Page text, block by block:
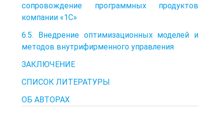
сопровождение программных продуктов
компании «1С»
6.5. Внедрение оптимизационных моделей и
методов внутрифирменного управления
ЗАКЛЮЧЕНИЕ
СПИСОК ЛИТЕРАТУРЫ
ОБ АВТОРАХ